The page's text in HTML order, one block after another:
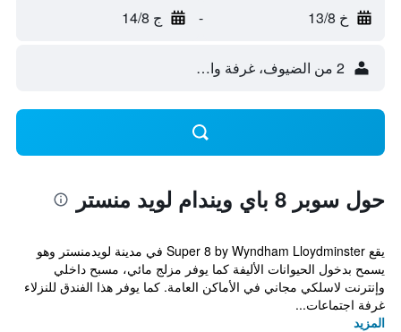
خ 13/8 - ج 14/8
2 من الضيوف، غرفة واحدة
حول سوبر 8 باي ويندام لويد منستر
يقع Super 8 by Wyndham Lloydminster في مدينة لويدمنستر وهو
يسمح بدخول الحيوانات الأليفة كما يوفر مزلج مائي، مسبح داخلي
وإنترنت لاسلكي مجاني في الأماكن العامة. كما يوفر هذا الفندق للنزلاء
غرفة اجتماعات...
المزيد